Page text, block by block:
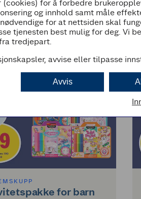
for barn
for å forbedre
og innhold samt måle
for at nettsiden skal
tjenesten best mulig for deg. Vi
tredjepart.
avvise eller tilpasse
Avvis